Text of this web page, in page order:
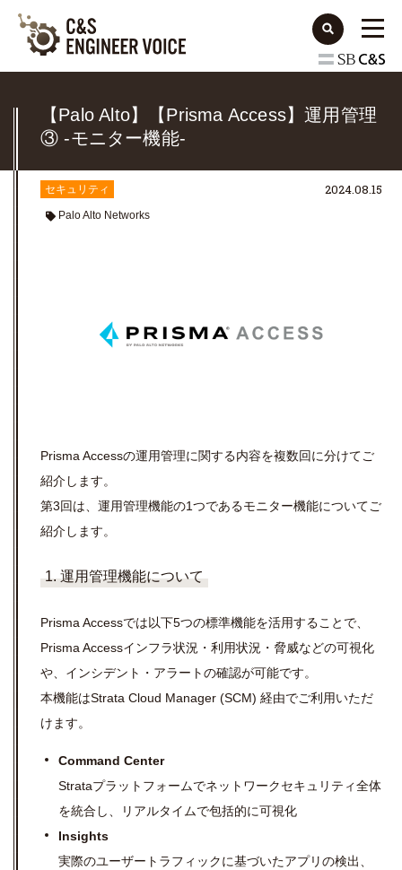
【Palo Alto】【Prisma Access】運用管理
③ -モニター機能-
セキュリティ
Palo Alto Networks
2024.08.15
Prisma Accessの運用管理に関する内容を複数回に分けてご
紹介します。
第3回は、運用管理機能の1つであるモニター機能についてご
紹介します。
1. 運用管理機能について
Prisma Accessでは以下5つの標準機能を活用することで、
Prisma Accessインフラ状況・利用状況・脅威などの可視化
や、インシデント・アラートの確認が可能です。
本機能はStrata Cloud Manager (SCM) 経由でご利用いただ
けます。
Command Center
Strataプラットフォームでネットワークセキュリティ全体
を統合し、リアルタイムで包括的に可視化
Insights
実際のユーザートラフィックに基づいたアプリの検出、